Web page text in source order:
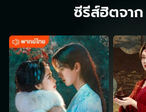
ซีรีส์ฮิตจาก